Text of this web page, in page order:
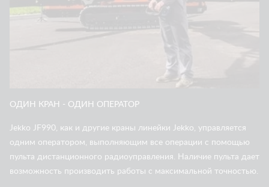
ОДИН КРАН - ОДИН ОПЕРАТОР
Jekko JF990, как и другие краны линейки Jekko, управляется
одним оператором, выполняющим все операции с помощью
пульта дистанционного радиоуправления. Наличие пульта дает
возможность производить работы с максимальной точностью.